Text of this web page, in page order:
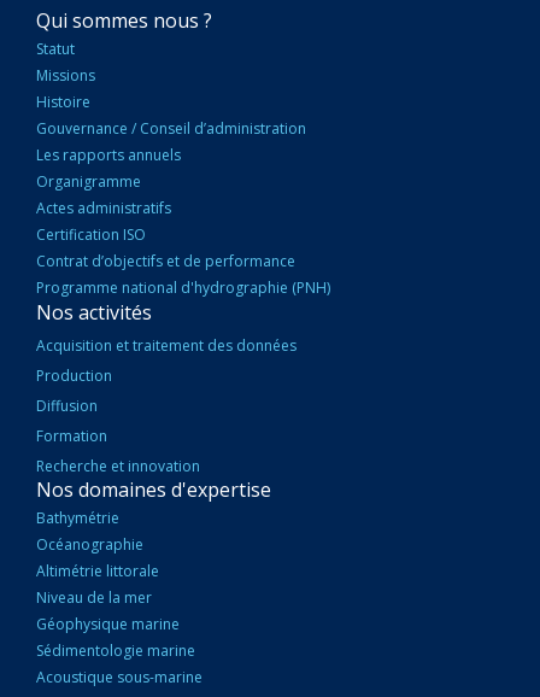
NAVIGATION
PRINCIPALE
Qui sommes nous ?
Statut
Missions
Histoire
Gouvernance / Conseil d’administration
Les rapports annuels
Organigramme
Actes administratifs
Certification ISO
Contrat d’objectifs et de performance
Programme national d'hydrographie (PNH)
Nos activités
Acquisition et traitement des données
Production
Diffusion
Formation
Recherche et innovation
Nos domaines d'expertise
Bathymétrie
Océanographie
Altimétrie littorale
Niveau de la mer
Géophysique marine
Sédimentologie marine
Acoustique sous-marine